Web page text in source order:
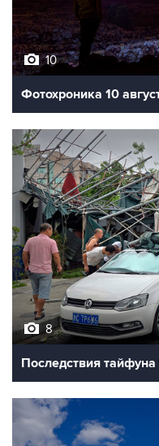
10
Фотохроника 10
8
Последствия